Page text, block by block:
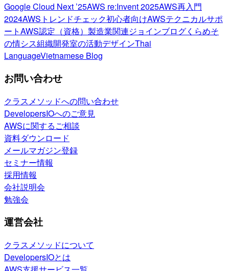
Google Cloud Next ’25AWS re:Invent 2025AWS再入門
2024AWSトレンドチェック初心者向けAWSテクニカルサポ
ートAWS認定（資格） 製造業関連ジョインブログくらめそ
の情シス組織開発室の活動デザインThai
LanguageVietnamese Blog
お問い合わせ
クラスメソッドへの問い合わせ
DevelopersIOへのご意見
AWSに関するご相談
資料ダウンロード
メールマガジン登録
セミナー情報
採用情報
会社説明会
勉強会
運営会社
クラスメソッドについて
DevelopersIOとは